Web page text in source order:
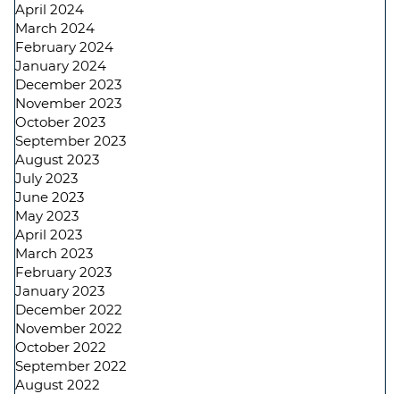
April 2024
March 2024
February 2024
January 2024
December 2023
November 2023
October 2023
September 2023
August 2023
July 2023
June 2023
May 2023
April 2023
March 2023
February 2023
January 2023
December 2022
November 2022
October 2022
September 2022
August 2022